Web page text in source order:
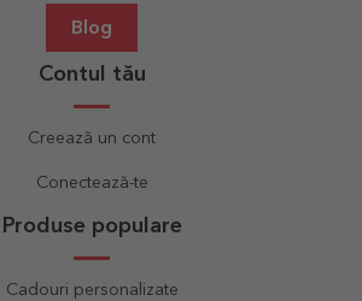
Blog
Contul tău
Creează un cont
Conectează-te
Produse populare
Cadouri personalizate